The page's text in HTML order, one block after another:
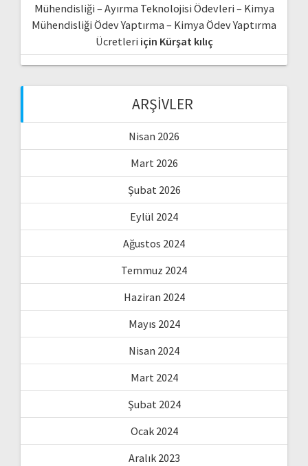
Mühendisliği – Ayırma Teknolojisi Ödevleri – Kimya
Mühendisliği Ödev Yaptırma – Kimya Ödev Yaptırma
Ücretleri için Kürşat kılıç
ARŞIVLER
Nisan 2026
Mart 2026
Şubat 2026
Eylül 2024
Ağustos 2024
Temmuz 2024
Haziran 2024
Mayıs 2024
Nisan 2024
Mart 2024
Şubat 2024
Ocak 2024
Aralık 2023